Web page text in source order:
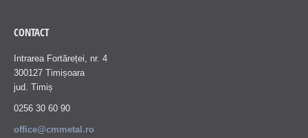
CONTACT
Intrarea Fortăreței, nr. 4
300127 Timișoara
jud. Timiș
0256 30 60 90
office@cmmetal.ro